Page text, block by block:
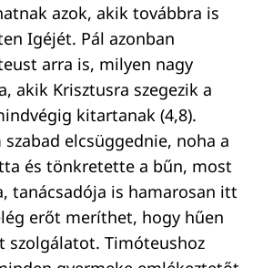
azok, akik továbbra is
Igéjét. Pál azonban
arra is, milyen nagy
akik Krisztusra szegezik a
kitartanak (4,8).
elcsüggednie, noha a
és tönkretette a bűn, most
tanácsadója is hamarosan itt
erőt meríthet, hogy hűen
szolgálatot. Timóteushoz